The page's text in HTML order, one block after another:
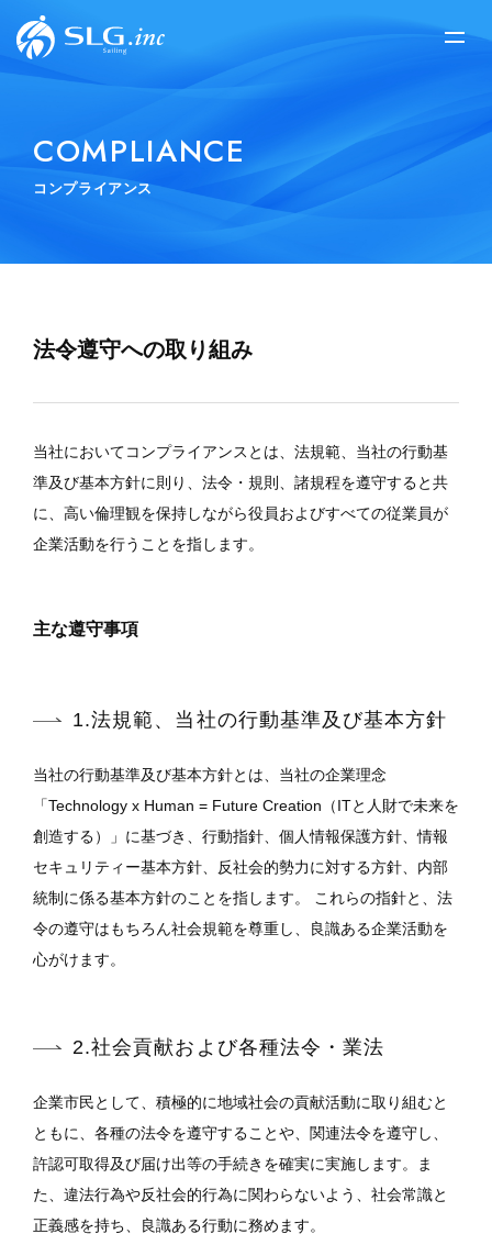
COMPLIANCE
コンプライアンス
法令遵守への取り組み
当社においてコンプライアンスとは、法規範、当社の行動基
準及び基本方針に則り、法令・規則、諸規程を遵守すると共
に、高い倫理観を保持しながら役員およびすべての従業員が
企業活動を行うことを指します。
主な遵守事項
1.法規範、当社の行動基準及び基本方針
当社の行動基準及び基本方針とは、当社の企業理念
「Technology x Human = Future Creation（ITと人財で未来を
創造する）」に基づき、行動指針、個人情報保護方針、情報
セキュリティー基本方針、反社会的勢力に対する方針、内部
統制に係る基本方針のことを指します。 これらの指針と、法
令の遵守はもちろん社会規範を尊重し、良識ある企業活動を
心がけます。
2.社会貢献および各種法令・業法
企業市民として、積極的に地域社会の貢献活動に取り組むと
ともに、各種の法令を遵守することや、関連法令を遵守し、
許認可取得及び届け出等の手続きを確実に実施します。ま
た、違法行為や反社会的行為に関わらないよう、社会常識と
正義感を持ち、良識ある行動に務めます。